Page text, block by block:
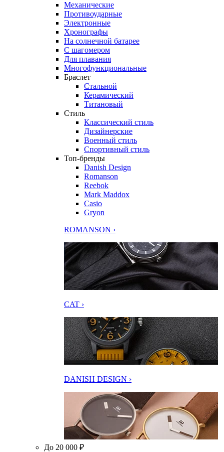
Механические
Противоударные
Электронные
Хронографы
На солнечной батарее
С шагомером
Для плавания
Многофункциональные
Браслет
Стальной
Керамический
Титановый
Стиль
Классический стиль
Дизайнерские
Военный стиль
Спортивный стиль
Топ-бренды
Danish Design
Romanson
Reebok
Mark Maddox
Casio
Gryon
ROMANSON ›
CAT ›
DANISH DESIGN ›
До 20 000 ₽